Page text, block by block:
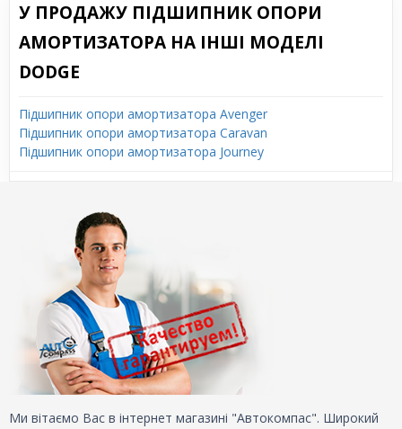
У ПРОДАЖУ ПІДШИПНИК ОПОРИ
АМОРТИЗАТОРА НА ІНШІ МОДЕЛІ
DODGE
Підшипник опори амортизатора Avenger
Підшипник опори амортизатора Caravan
Підшипник опори амортизатора Journey
Ми вітаємо Вас в інтернет магазині "Автокомпас". Широкий